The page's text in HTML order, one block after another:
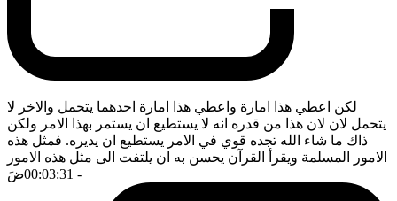
لكن اعطي هذا امارة واعطي هذا امارة احدهما يتحمل والاخر لا
يتحمل لان لان هذا من قدره انه لا يستطيع ان يستمر بهذا الامر ولكن
ذاك ما شاء الله تجده قوي في الامر يستطيع ان يديره. فمثل هذه
الامور المسلمة ويقرأ القرآن يحسن به ان يلتفت الى مثل هذه الامور
- 00:03:31
ضَ